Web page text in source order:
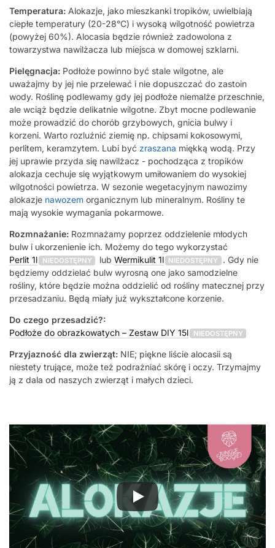
Temperatura: Alokazje, jako mieszkanki tropików, uwielbiają
ciepłe temperatury (20-28°C) i wysoką wilgotność powietrza
(powyżej 60%). Alocasia będzie również zadowolona z
towarzystwa nawilżacza lub miejsca w domowej szklarni.
Pielęgnacja: Podłoże powinno być stale wilgotne, ale
uważajmy by jej nie przelewać i nie dopuszczać do zastoin
wody. Roślinę podlewamy gdy jej podłoże niemalże przeschnie,
ale wciąż będzie delikatnie wilgotne. Zbyt mocne podlewanie
może prowadzić do chorób grzybowych, gnicia bulwy i
korzeni. Warto rozluźnić ziemię np. chipsami kokosowymi,
perlitem, keramzytem. Lubi być zraszana miękką wodą. Przy
jej uprawie przyda się nawilżacz - pochodząca z tropików
alokazja cechuje się wyjątkowym umiłowaniem do wysokiej
wilgotności powietrza. W sezonie wegetacyjnym nawozimy
alokazje nawozem organicznym lub mineralnym. Rośliny te
mają wysokie wymagania pokarmowe.
Rozmnażanie: Rozmnażamy poprzez oddzielenie młodych
bulw i ukorzenienie ich. Możemy do tego wykorzystać
Perlit 1l
NIEDOSTĘPNY lub Wermikulit 1l NIEDOSTĘPNY
. Gdy nie
będziemy oddzielać bulw wyrosną one jako samodzielne
rośliny, które będzie można oddzielić od rośliny matecznej przy
przesadzaniu. Będą miały już wykształcone korzenie.
Do czego przesadzić?:
Podłoże do obrazkowatych – Zestaw DIY 15l
NIEDOSTĘPNY
Przyjazność dla zwierząt: NIE; piękne liście alocasii są
niestety trujące, może też podrażniać skórę i oczy. Trzymajmy
ją z dala od naszych zwierząt i małych dzieci.